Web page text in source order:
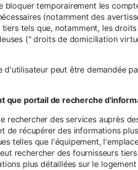
bloquer temporairement les
(notamment des
tels que, notamment, les
(" droits de domiciliation
d'utilisateur peut être demandée
que portail de recherche
rechercher des services auprès
de récupérer des informations
telles que l'équipement,
rechercher des fournisseurs
plus détaillées sur le